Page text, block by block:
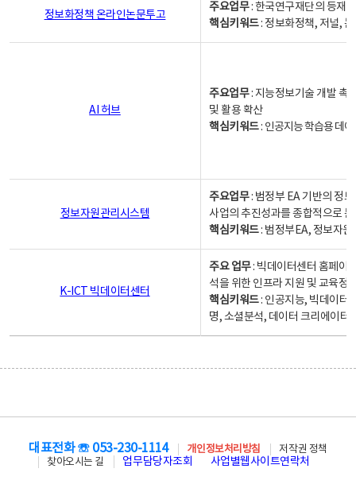
정보화정책 온라인논문투고
주요업무: 한국연구재단의 등재
핵심키워드: 정보화정책, 저널,
AI 허브
주요업무: 지능정보기술 개발 촉
및 활용 확산
핵심키워드: 인공지능 학습용 데
정보자원관리시스템
주요업무: 범정부 EA 기반의 정
사업의 추진성과를 종합적으로
핵심키워드: 범정부EA, 정보자
K-ICT 빅데이터센터
주요 업무: 빅데이터센터 홈페이
석을 위한 인프라 지원 및 교육정
핵심키워드: 인공지능, 빅데이터,
명, 소셜분석, 데이터 크리에이터
대표전화 ☏ 053-230-1114 개인정보처리방침
저작권 정책
찾아오시는 길
업무담당자조회 사업별웹사이트연락처